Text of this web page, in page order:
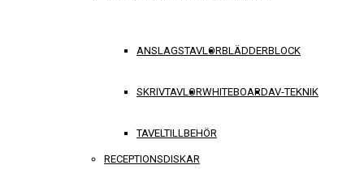
ANSLAGSTAVLORBLÄDDERBLOCK
SKRIVTAVLORWHITEBOARDAV-TEKNIK
TAVELTILLBEHÖR
RECEPTIONSDISKAR